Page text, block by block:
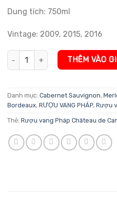
Dung tích: 750ml
Vintage: 2009, 2015, 2016
Rượu vang Pháp Château de
THÊM VÀO
Danh mục: Cabernet Sauvignon,
Bordeaux, RƯỢU VANG PHÁP, Rượu
Thẻ: Rượu vang Pháp Château de